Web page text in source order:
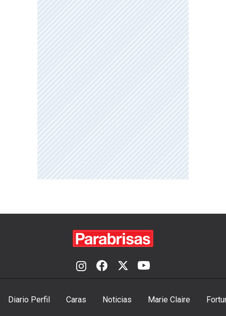
Diario Perfil Caras Noticias Marie Claire